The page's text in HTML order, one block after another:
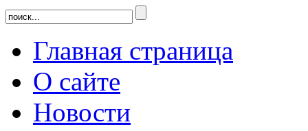
Главная страница
О сайте
Новости